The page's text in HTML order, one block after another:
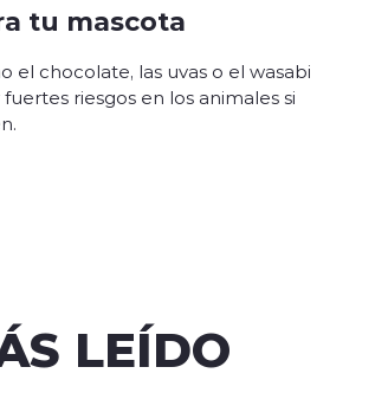
tu mascota
el chocolate, las uvas o el wasabi
riesgos en los animales si
LEÍDO